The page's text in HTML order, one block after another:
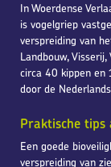
In Woerdense
is vogelgriep
verspreiding van
Landbouw,
circa 40 kippen
door de
Praktische tips
Een goede
verspreiding van